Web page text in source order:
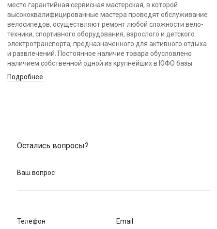
место гарантийная сервисная мастерская, в которой
высококвалифицированные мастера проводят обслуживание
велосипедов, осуществляют ремонт любой сложности вело-
техники, спортивного оборудования, взрослого и детского
электротранспорта, предназначенного для активного отдыха
и развлечений. Постоянное наличие товара обусловлено
наличием собственной одной из крупнейших в ЮФО базы.
Подробнее
Остались вопросы?
Ваш вопрос
Телефон Email